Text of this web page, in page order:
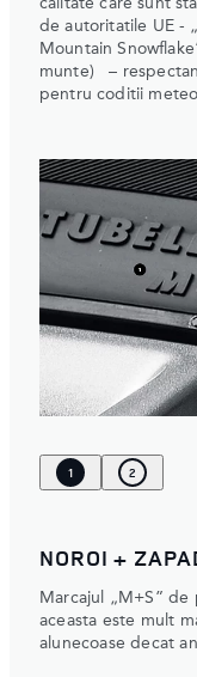
calitate care sunt
de autoritatile UE -
Mountain
munte) –
pentru coditii
1 2
NOROI +
Marcajul „M+S”
aceasta este mult
alunecoase decat